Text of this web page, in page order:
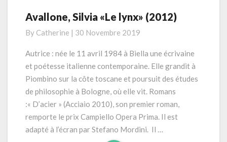
Avallone,
«Le
lynx»
Avallone, Silvia «Le lynx» (2012)
By Catherine | 30 Novembre 2019
Autrice : née le 11 avril 1984 à Biella une écrivaine
et poétesse italienne contemporaine. Elle grandit à
Piombino sur la côte toscane et poursuit des études
de philosophie à Bologne, où elle vit. Romans
:« D’acier » (Acciaio 2010), son premier roman,
remporte le prix Campiello Opera Prima. Il est
adapté à l’écran par Stefano Mordini. Il …